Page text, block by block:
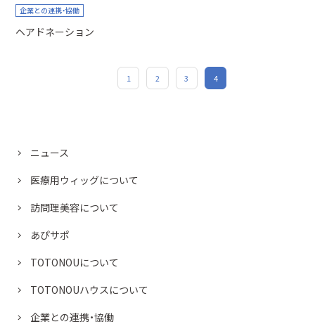
企業との連携・協働
ヘアドネーション
1 2 3 4
ニュース
医療用ウィッグについて
訪問理美容について
あぴサポ
TOTONOUについて
TOTONOUハウスについて
企業との連携・協働